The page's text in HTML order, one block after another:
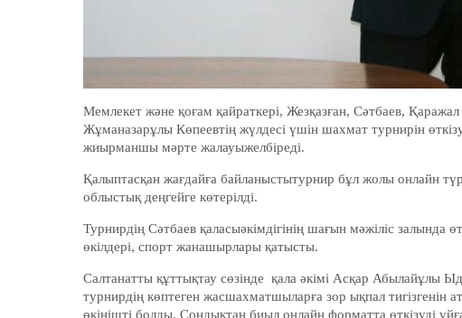
Мемлекет және қоғам қайраткері, Жезқазған, Сәтбаев,
Жұманазарұлы Көпеевтің жүлдесі үшін шахмат турнирін
жиырманшы мәрте жалауыжелбіреді.
Қалыптасқан жағдайға байланыстытурнир бұл жолы онлайн
облыстық деңгейге көтерілді.
Турнирдің Сәтбаев қаласыәкімдігінің шағын мәжіліс
өкілдері, спорт жанашырлары қатысты.
Салтанатты құттықтау сөзінде қала әкімі Асқар Абылайұлы
турнирдің көптеген жасшахматшыларға зор ықпал
өкінішті болды. Сондықтан биыл онлайн форматта өткізуді